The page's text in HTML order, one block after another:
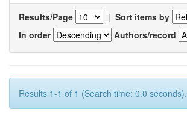
Results/Page | Sort items by
In order
Authors/record
Results 1-1 of 1 (Search time: 0.0 seconds).